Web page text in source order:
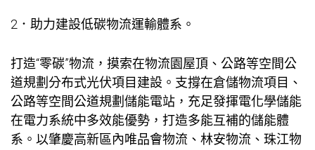
2．助力建設低碳物流運輸體系。
打造“零碳”物流，摸索在物流園屋頂、公路等空間公
道規劃分布式光伏項目建設。支撐在倉儲物流項目、
公路等空間公道規劃儲能電站，充足發揮電化學儲能
在電力系統中多效能優勢，打造多能互補的儲能體
系。以肇慶高新區內唯品會物流、林安物流、珠江物